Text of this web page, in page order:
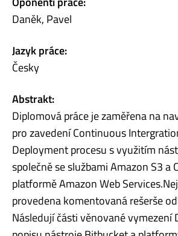
Daněk, Pavel
Jazyk práce:
Česky
Abstrakt:
Diplomová práce je zaměřena na
pro zavedení Continuous
Deployment procesu s využitím
společně se službami Amazon S3 a
platformě Amazon Web
provedena komentovaná rešerše
Následují části věnované vymezení